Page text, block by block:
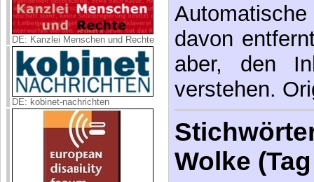
DE: Kanzlei Menschen und Rechte
DE: kobinet-nachrichten
davon
aber, den
verstehen.
Wolke